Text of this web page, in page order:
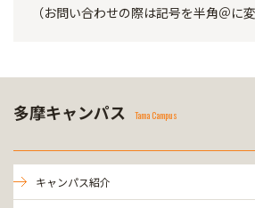
（お問い合わせの際は記号を半角＠に
多摩キャンパス Tama Campus
キャンパス紹介